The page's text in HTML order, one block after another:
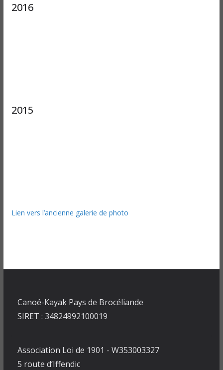
2016
2015
Lien vers l’ancienne galerie de photo
Canoë-Kayak Pays de Brocéliande
SIRET : 34824992100019
Association Loi de 1901 - W353003327
5 route d’Iffendic